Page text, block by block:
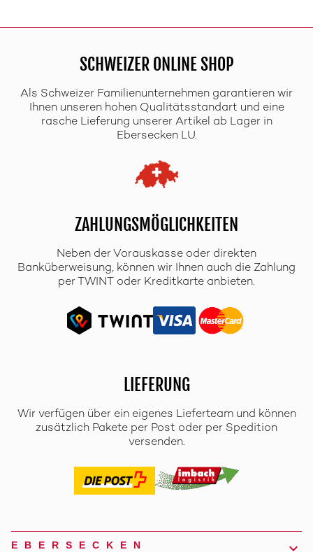
SCHWEIZER ONLINE SHOP
Als Schweizer Familienunternehmen garantieren wir
Ihnen unseren hohen Qualitätsstandart und eine
rasche Lieferung unserer Artikel ab Lager in
Ebersecken LU.
ZAHLUNGSMÖGLICHKEITEN
Neben der Vorauskasse oder direkten
Banküberweisung, können wir Ihnen auch die Zahlung
per TWINT oder Kreditkarte anbieten.
LIEFERUNG
Wir verfügen über ein eigenes Lieferteam und können
zusätzlich Pakete per Post oder per Spedition
versenden.
EBERSECKEN